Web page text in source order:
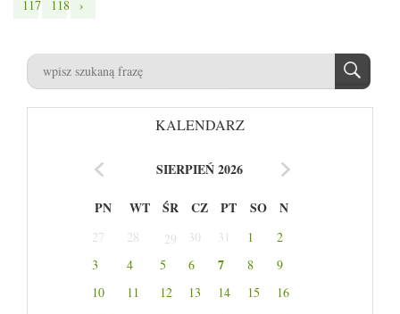
117 118 ›
KALENDARZ
SIERPIEŃ 2026
PN WT ŚR CZ PT SO N
27 28 29 30 31 1
2
3
4 5 6 7 8
9
10
11 12 13 14 15
16